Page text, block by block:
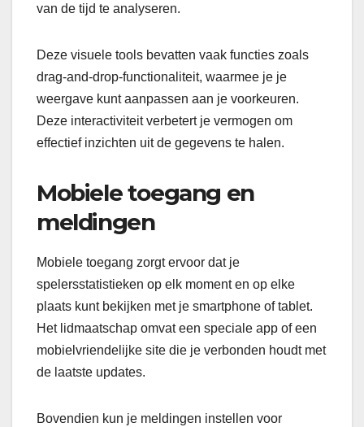
van de tijd te analyseren.
Deze visuele tools bevatten vaak functies zoals
drag-and-drop-functionaliteit, waarmee je je
weergave kunt aanpassen aan je voorkeuren.
Deze interactiviteit verbetert je vermogen om
effectief inzichten uit de gegevens te halen.
Mobiele toegang en
meldingen
Mobiele toegang zorgt ervoor dat je
spelersstatistieken op elk moment en op elke
plaats kunt bekijken met je smartphone of tablet.
Het lidmaatschap omvat een speciale app of een
mobielvriendelijke site die je verbonden houdt met
de laatste updates.
Bovendien kun je meldingen instellen voor